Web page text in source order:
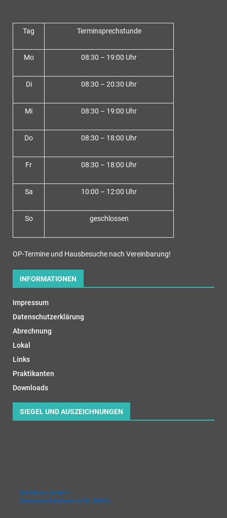
Tag Terminsprechstunde
Mo 08:30 – 19:00 Uhr
Di 08:30 – 20:30 Uhr
Mi 08:30 – 19:00 Uhr
Do 08:30 – 18:00 Uhr
Fr 08:30 – 18:00 Uhr
Sa 10:00 – 12:00 Uhr
So geschlossen
OP-Termine und Hausbesuche nach Vereinbarung!
INFORMATIONEN
Impressum
Datenschutzerklärung
Abrechnung
Lokal
Links
Praktikanten
Downloads
SIEGEL UND AUSZEICHNUNGEN
die tierärztinnen –
Gemeinschaftspraxis Dr. Will-H…